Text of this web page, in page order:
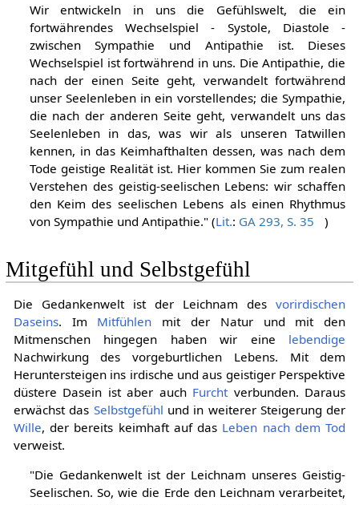
Wir entwickeln in uns die Gefühlswelt, die ein
fortwährendes Wechselspiel - Systole, Diastole -
zwischen Sympathie und Antipathie ist. Dieses
Wechselspiel ist fortwährend in uns. Die Antipathie, die
nach der einen Seite geht, verwandelt fortwährend
unser Seelenleben in ein vorstellendes; die Sympathie,
die nach der anderen Seite geht, verwandelt uns das
Seelenleben in das, was wir als unseren Tatwillen
kennen, in das Keimhafthalten dessen, was nach dem
Tode geistige Realität ist. Hier kommen Sie zum realen
Verstehen des geistig-seelischen Lebens: wir schaffen
den Keim des seelischen Lebens als einen Rhythmus
von Sympathie und Antipathie." (Lit.: GA 293, S. 35 )
Mitgefühl und Selbstgefühl
Die Gedankenwelt ist der Leichnam desvorirdischen
Daseins. Im Mitfühlen mit der Natur und mit den
Mitmenschen hingegen haben wir eine lebendige
Nachwirkung des vorgeburtlichen Lebens. Mit dem
Heruntersteigen ins irdische und aus geistiger Perspektive
düstere Dasein ist aber auch Furchtverbunden. Daraus
erwächst das Selbstgefühl und in weiterer Steigerung der
Wille, der bereits keimhaft auf das Leben nach dem Tod
verweist.
"Die Gedankenwelt ist der Leichnam unseres Geistig-
Seelischen. So, wie die Erde den Leichnam verarbeitet,